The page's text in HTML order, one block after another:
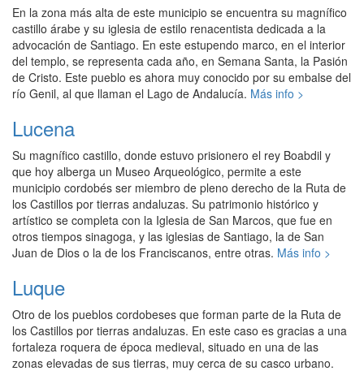
En la zona más alta de este municipio se encuentra su magnífico
castillo árabe y su iglesia de estilo renacentista dedicada a la
advocación de Santiago. En este estupendo marco, en el interior
del templo, se representa cada año, en Semana Santa, la Pasión
de Cristo. Este pueblo es ahora muy conocido por su embalse del
río Genil, al que llaman el Lago de Andalucía. Más info >
Lucena
Su magnífico castillo, donde estuvo prisionero el rey Boabdil y
que hoy alberga un Museo Arqueológico, permite a este
municipio cordobés ser miembro de pleno derecho de la Ruta de
los Castillos por tierras andaluzas. Su patrimonio histórico y
artístico se completa con la Iglesia de San Marcos, que fue en
otros tiempos sinagoga, y las iglesias de Santiago, la de San
Juan de Dios o la de los Franciscanos, entre otras. Más info >
Luque
Otro de los pueblos cordobeses que forman parte de la Ruta de
los Castillos por tierras andaluzas. En este caso es gracias a una
fortaleza roquera de época medieval, situado en una de las
zonas elevadas de sus tierras, muy cerca de su casco urbano.